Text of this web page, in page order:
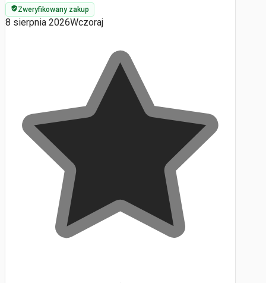
Zweryfikowany zakup
8 sierpnia 2026Wczoraj